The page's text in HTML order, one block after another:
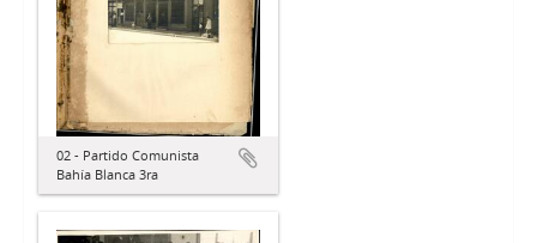
02 - Partido Comunista
Bahía Blanca 3ra